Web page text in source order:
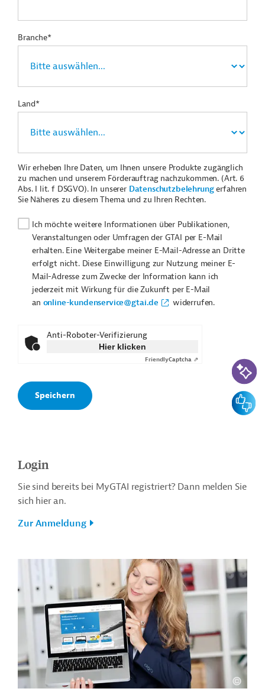
Branche*
Land*
Wir erheben Ihre Daten, um Ihnen unsere Produkte zugänglich
zu machen und unserem Förderauftrag nachzukommen. (Art. 6
Abs. I lit. f DSGVO). In unserer Datenschutzbelehrungerfahren
Sie Näheres zu diesem Thema und zu Ihren Rechten.
Ich möchte weitere Informationen über Publikationen,
Veranstaltungen oder Umfragen der GTAI per E-Mail
erhalten. Eine Weitergabe meiner E-Mail-Adresse an Dritte
erfolgt nicht. Diese Einwilligung zur Nutzung meiner E-
Mail-Adresse zum Zwecke der Information kann ich
jederzeit mit Wirkung für die Zukunft per E-Mail
an online-kundenservice@gtai.de widerrufen.
Anti-Roboter-Verifizierung
Hier klicken
FriendlyCaptcha ⇗
Login
Sie sind bereits bei MyGTAI registriert? Dann melden Sie
sich hier an.
Zur Anmeldung
KI-